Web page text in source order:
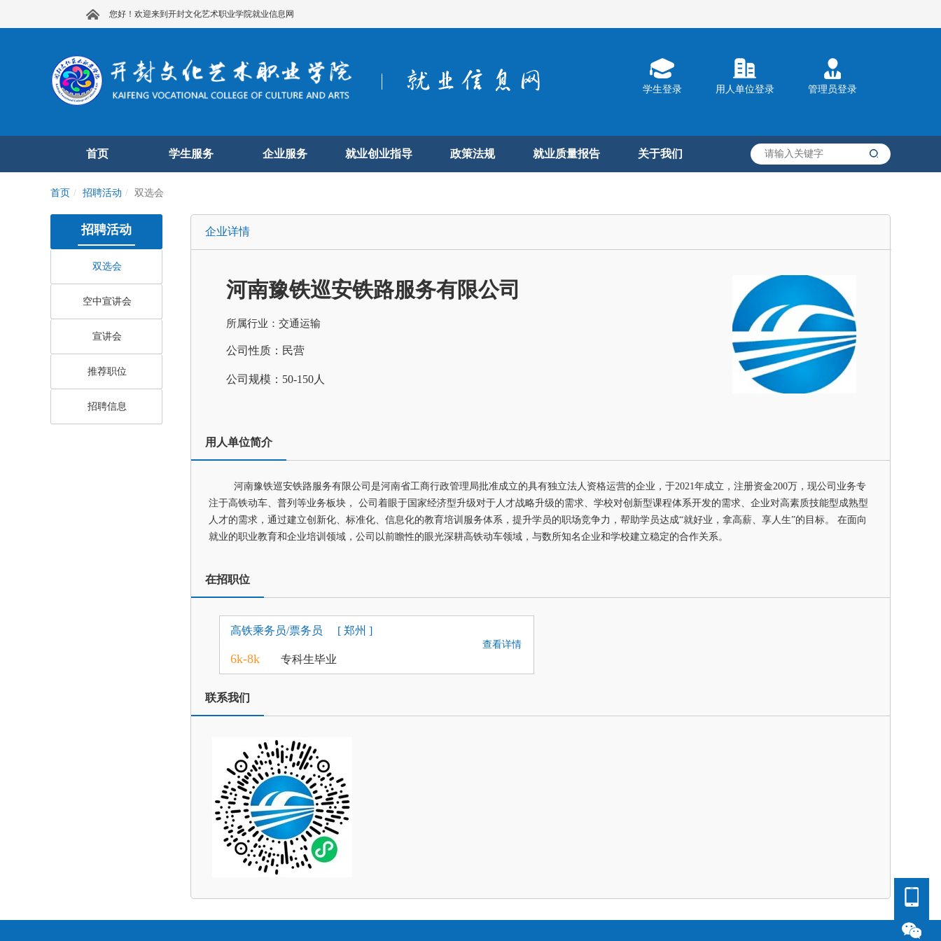
您好！欢迎来到开封文化艺术职业学院就业信息网
学生登录 用人单位登录 管理员登录
首页 学生服务 企业服务 就业创业指导 政策法规 就业质量报告 关于我们
首页 招聘活动 双选会
招聘活动
双选会
空中宣讲会
宣讲会
推荐职位
招聘信息
企业详情
河南豫铁巡安铁路服务有限公司
所属行业：交通运输
公司性质：民营
公司规模：50-150人
用人单位简介
河南豫铁巡安铁路服务有限公司是河南省工商行政管理局批准成立的具有独立法人资格运营的企业，于2021年成立，注册资金200万，现公司业务专
注于高铁动车、普列等业务板块， 公司着眼于国家经济型升级对于人才战略升级的需求、学校对创新型课程体系开发的需求、企业对高素质技能型成熟型
人才的需求，通过建立创新化、标准化、信息化的教育培训服务体系，提升学员的职场竞争力，帮助学员达成“就好业，拿高薪、享人生”的目标。 在面向
就业的职业教育和企业培训领域，公司以前瞻性的眼光深耕高铁动车领域，与数所知名企业和学校建立稳定的合作关系。
在招职位
高铁乘务员/票务员 [ 郑州 ]
6k-8k 专科生毕业
查看详情
联系我们